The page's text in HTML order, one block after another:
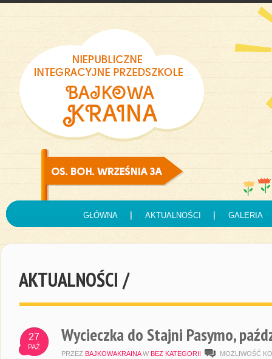
GŁÓWNA AKTUALNOŚCI GALERIA
AKTUALNOŚCI /
27
PAŹ
Wycieczka do Stajni Pasymo,
PRZEZ BAJKOWAKRAINA W BEZ KATEGORII MOŻLIWOŚĆ